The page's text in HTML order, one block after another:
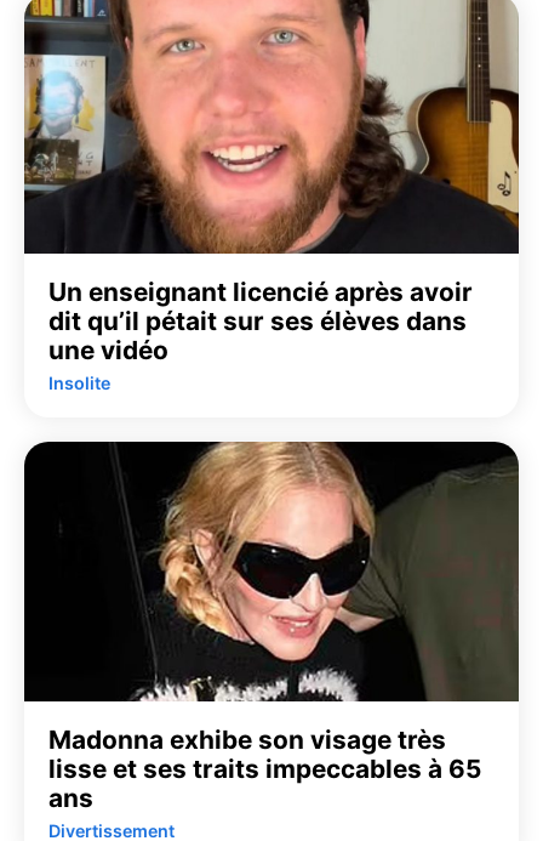
Un enseignant licencié après avoir
dit qu’il pétait sur ses élèves dans
une vidéo
Insolite
Madonna exhibe son visage très
lisse et ses traits impeccables à 65
ans
Divertissement